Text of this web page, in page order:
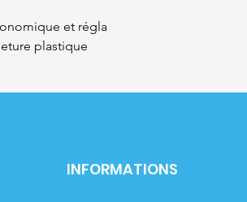
et régla
plastique
INFORMATIONS